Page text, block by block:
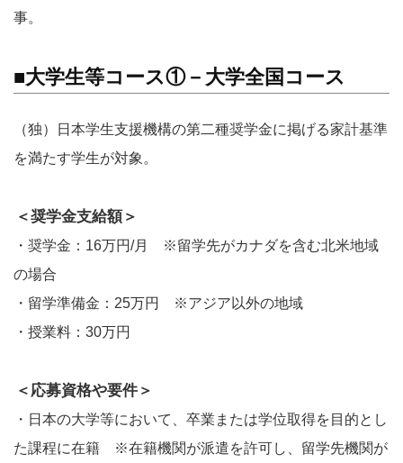
事。
■大学生等コース①－大学全国コース
（独）日本学生支援機構の第二種奨学金に掲げる家計基準
を満たす学生が対象。
＜奨学金支給額＞
・奨学金：16万円/月 ※留学先がカナダを含む北米地域
の場合
・留学準備金：25万円 ※アジア以外の地域
・授業料：30万円
＜応募資格や要件＞
・日本の大学等において、卒業または学位取得を目的とし
た課程に在籍 ※在籍機関が派遣を許可し、留学先機関が